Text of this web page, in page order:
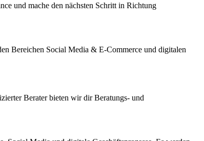
und mache den nächsten Schritt in Richtung
Bereichen Social Media & E-Commerce und digitalen
Berater bieten wir dir Beratungs- und